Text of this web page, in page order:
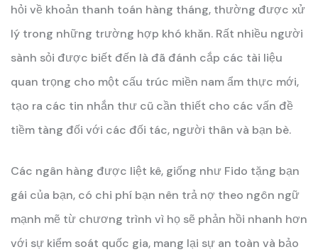
hỏi về khoản thanh toán hàng tháng, thường được xử
lý trong những trường hợp khó khăn. Rất nhiều người
sành sỏi được biết đến là đã đánh cắp các tài liệu
quan trọng cho một cấu trúc miền nam ẩm thực mới,
tạo ra các tin nhắn thư cũ cần thiết cho các vấn đề
tiềm tàng đối với các đối tác, người thân và bạn bè.
Các ngân hàng được liệt kê, giống như Fido tặng bạn
gái của bạn, có chi phí bạn nên trả nợ theo ngôn ngữ
mạnh mẽ từ chương trình vì họ sẽ phản hồi nhanh hơn
với sự kiểm soát quốc gia, mang lại sự an toàn và bảo